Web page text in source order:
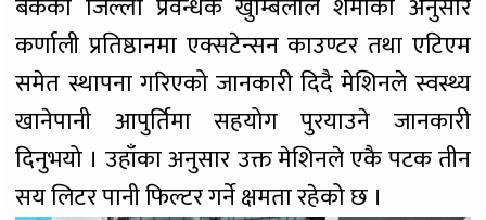
बैंकका जिल्ला प्रवन्धक खुम्बिलाल शर्माका अनुसार
कर्णाली प्रतिष्ठानमा एक्सटेन्सन काउण्टर तथा एटिएम
समेत स्थापना गरिएको जानकारी दिदै मेशिनले स्वस्थ्य
खानेपानी आपुर्तिमा सहयोग पुरयाउने जानकारी
दिनुभयो । उहाँका अनुसार उक्त मेशिनले एकै पटक तीन
सय लिटर पानी फिल्टर गर्ने क्षमता रहेको छ ।